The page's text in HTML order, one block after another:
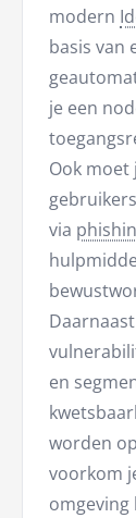
modern
basis van
je een
Ook
via
en
worden
voorkom
omgeving